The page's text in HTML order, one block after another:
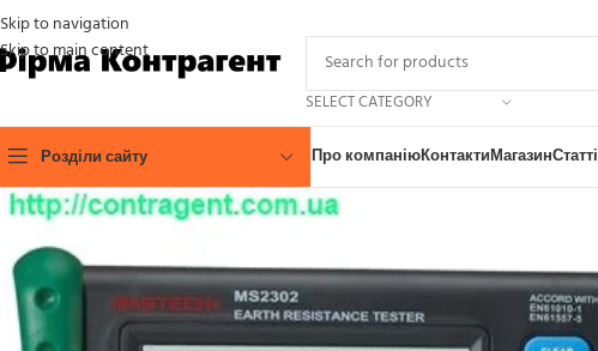
Skip to navigation
Skip to main content
SELECT CATEGORY
Розділи сайту Про компаніюКонтактиМагазинСтатті